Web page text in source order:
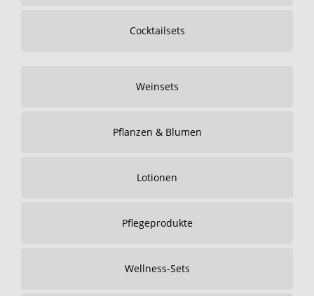
Cocktailsets
Weinsets
Pflanzen & Blumen
Lotionen
Pflegeprodukte
Wellness-Sets